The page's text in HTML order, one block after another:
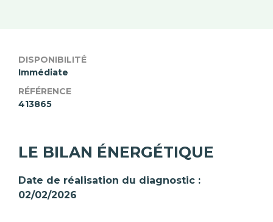
DISPONIBILITÉ
Immédiate
RÉFÉRENCE
413865
LE BILAN ÉNERGÉTIQUE
Date de réalisation du diagnostic :
02/02/2026